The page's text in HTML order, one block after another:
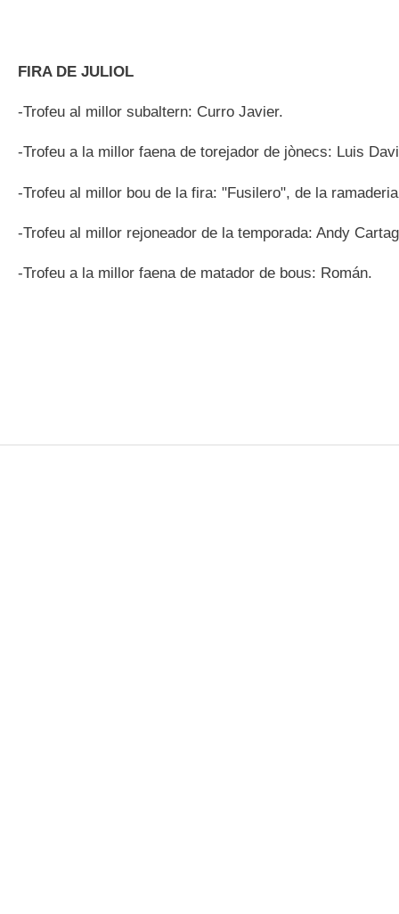
FIRA DE JULIOL
-Trofeu al millor subaltern: Curro Javier.
-Trofeu a la millor faena de torejador de jònecs: Luis
-Trofeu al millor bou de la fira: "Fusilero", de la
-Trofeu al millor rejoneador de la temporada: Andy
-Trofeu a la millor faena de matador de bous: Román.